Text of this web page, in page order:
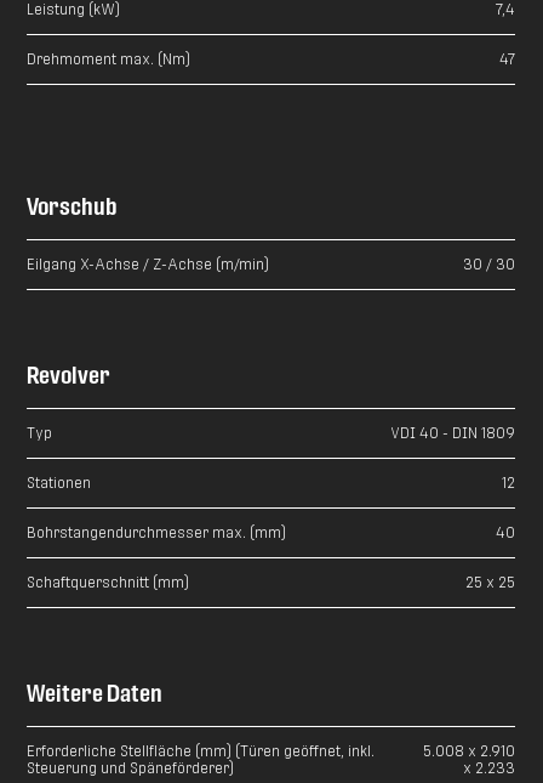
Leistung (kW) 7,4
Drehmoment max. (Nm) 47
Vorschub
Eilgang X-Achse / Z-Achse (m/min) 30 / 30
Revolver
Typ VDI 40 - DIN 1809
Stationen 12
Bohrstangendurchmesser max. (mm) 40
Schaftquerschnitt (mm) 25 x 25
Weitere Daten
Erforderliche Stellfläche (mm) (Türen geöffnet, inkl.
Steuerung und Späneförderer)
5.008 x 2.910
x 2.233